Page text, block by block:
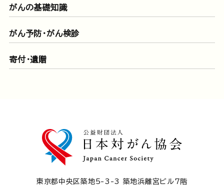
がんの基礎知識
がん予防・がん検診
寄付・遺贈
東京都中央区築地5-3-3 築地浜離宮ビル7階